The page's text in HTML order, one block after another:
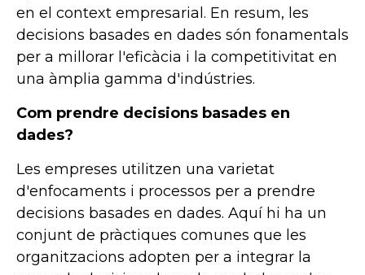
en el context empresarial. En resum, les
decisions basades en dades són fonamentals
per a millorar l'eficàcia i la competitivitat en
una àmplia gamma d'indústries.
Com prendre decisions basades en
dades?
Les empreses utilitzen una varietat
d'enfocaments i processos per a prendre
decisions basades en dades. Aquí hi ha un
conjunt de pràctiques comunes que les
organitzacions adopten per a integrar la